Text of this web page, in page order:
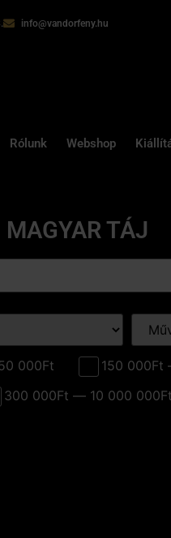
info@vandorfeny.hu
Rólunk Webshop
MAGYAR TÁJ
000Ft 150
300 000Ft — 10 000 000Ft